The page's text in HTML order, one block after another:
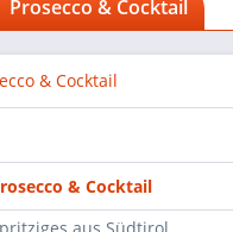
Prosecco & Cocktail
& Cocktail
& Cocktail